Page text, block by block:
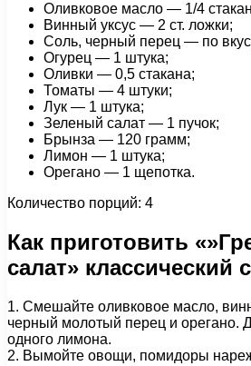
Оливковое масло — 1/4
Винный уксус — 2 ст. ложки;
Соль, черный перец — по
Огурец — 1 штука;
Оливки — 0,5 стакана;
Томаты — 4 штуки;
Лук — 1 штука;
Зеленый салат — 1 пучок;
Брынза — 120 грамм;
Лимон — 1 штука;
Орегано — 1 щепотка.
Количество порций: 4
Как приготовить
салат» классический
1. Смешайте оливковое масло,
черный молотый перец и орегано.
одного лимона.
2. Вымойте овощи, помидоры